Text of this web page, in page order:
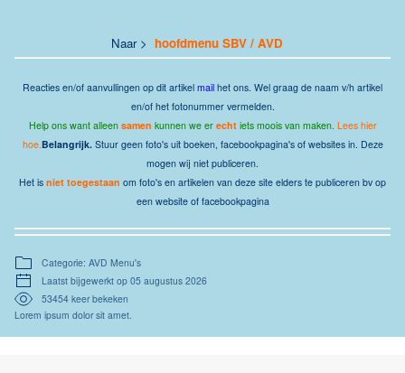
Naar > hoofdmenu SBV / AVD
Reacties en/of aanvullingen op dit artikel mail het ons. Wel graag de naam v/h artikel
en/of het fotonummer vermelden.
Help ons want alleen samen kunnen we er echtiets moois van maken. Lees hier
hoe.Belangrijk.Stuur geen foto's uit boeken, facebookpagina's of websites in. Deze
mogen wij niet publiceren.
Het is niet toegestaan om foto's en artikelen van deze site elders te publiceren bv op
een website of facebookpagina
Categorie: AVD Menu's
Laatst bijgewerkt op 05 augustus 2026
53454 keer bekeken
Lorem ipsum dolor sit amet.